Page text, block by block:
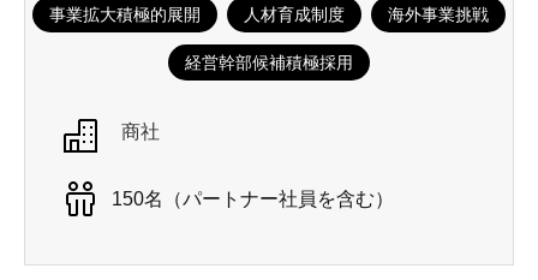
事業拡大積極的展開 人材育成制度 海外事業挑戦
経営幹部候補積極採用
商社
150名（パートナー社員を含む）